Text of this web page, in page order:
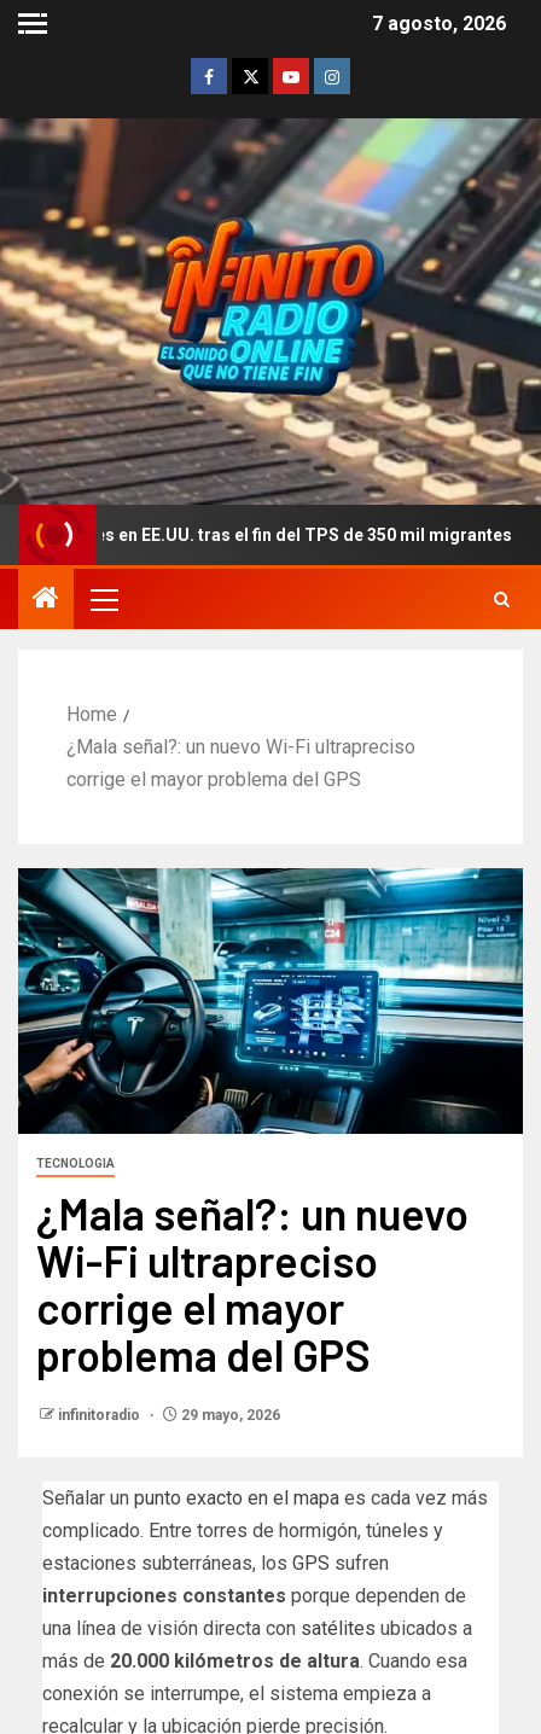
7 agosto, 2026
EE.UU. tras el fin del TPS de 350 mil migrantes El
Home
¿Mala señal?: un nuevo Wi-Fi ultrapreciso
corrige el mayor problema del GPS
TECNOLOGIA
¿Mala señal?: un nuevo
Wi-Fi ultrapreciso
corrige el mayor
problema del GPS
infinitoradio 29 mayo, 2026
Señalar un punto exacto en el mapa es cada vez más
complicado. Entre torres de hormigón, túneles y
estaciones subterráneas, los GPS sufren
interrupciones constantes porque dependen de
una línea de visión directa con satélites ubicados a
más de 20.000 kilómetros de altura. Cuando esa
conexión se interrumpe, el sistema empieza a
recalcular y la ubicación pierde precisión.